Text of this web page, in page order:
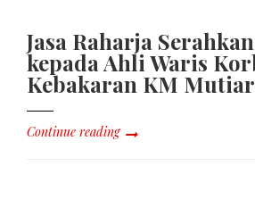
Jasa Raharja
kepada Ahli Waris
Kebakaran KM
Continue reading